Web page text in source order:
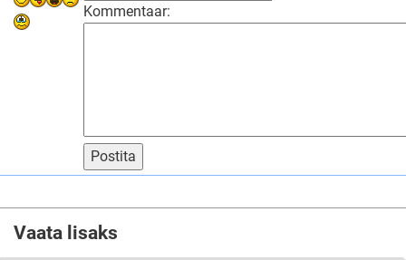
Kommentaar:
Postita
Vaata lisaks